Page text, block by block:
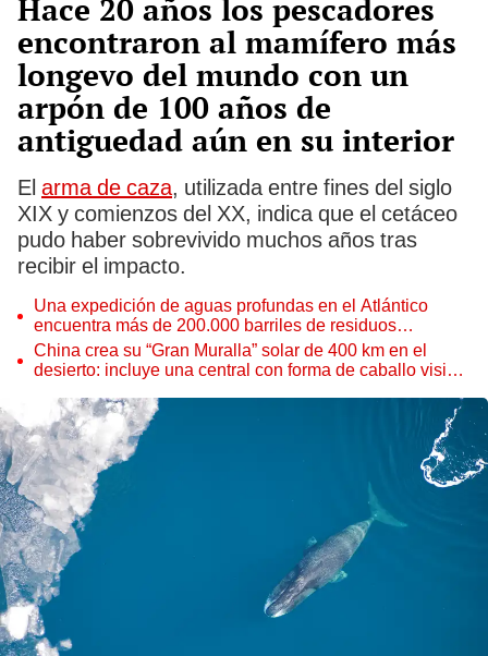
Hace 20 años los pescadores
encontraron al mamífero más
longevo del mundo con un
arpón de 100 años de
antiguedad aún en su interior
El arma de caza, utilizada entre fines del siglo
XIX y comienzos del XX, indica que el cetáceo
pudo haber sobrevivido muchos años tras
recibir el impacto.
Una expedición de aguas profundas en el Atlántico
encuentra más de 200.000 barriles de residuos
radiactivos con fugas
China crea su “Gran Muralla” solar de 400 km en el
desierto: incluye una central con forma de caballo visible